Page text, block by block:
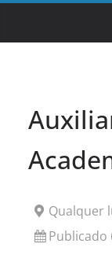
Qualquer
Publicado